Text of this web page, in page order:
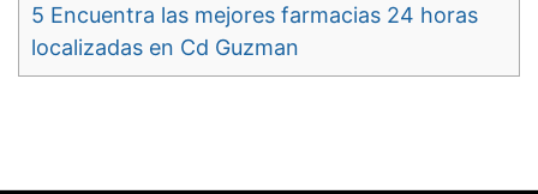
5 Encuentra las mejores farmacias 24 horas
localizadas en Cd Guzman